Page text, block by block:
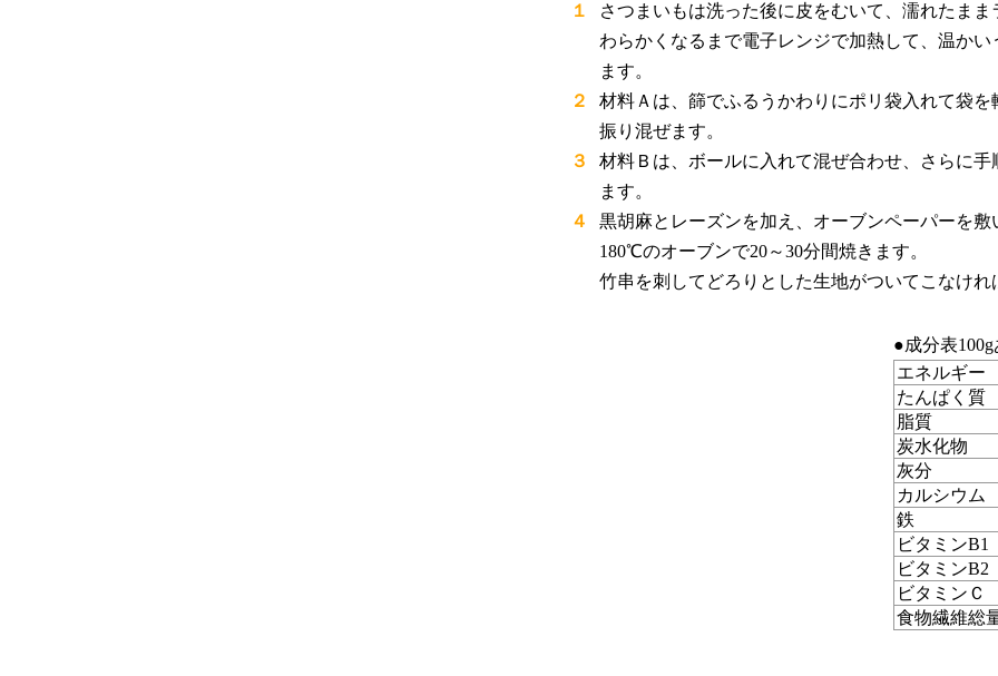
１
さつまいもは洗った後に皮をむいて、濡れたま
わらかくなるまで電子レンジで加熱して、温か
ます。
２
材料Ａは、篩でふるうかわりにポリ袋入れて袋を
振り混ぜます。
３
材料Ｂは、ボールに入れて混ぜ合わせ、さらに手
ます。
４
黒胡麻とレーズンを加え、オーブンペーパーを敷
180℃のオーブンで20～30分間焼きます。
竹串を刺してどろりとした生地がついてこなけれ
●成分表
エネルギー
たんぱく質
脂質
炭水化物
灰分
カルシウム
鉄
ビタミンB1
ビタミンB2
ビタミンＣ
食物繊維総